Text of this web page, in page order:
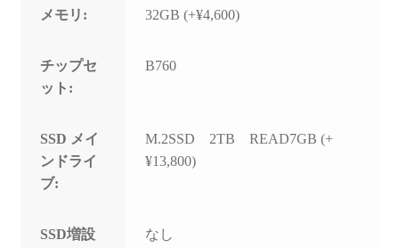
メモリ: 32GB (+¥4,600)
チップセ
ット:
B760
SSD メイ
ンドライ
ブ:
M.2SSD 2TB READ7GB (+
¥13,800)
SSD増設
なし